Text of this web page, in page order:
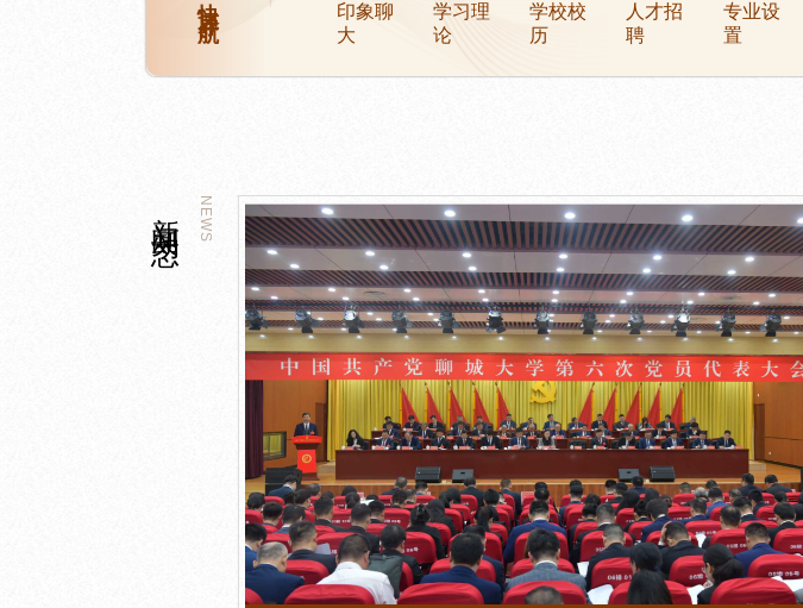
印象聊
大
学习理
论
学校校
历
人才招
聘
专业设
置
NEWS